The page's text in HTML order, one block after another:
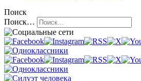
Поиск
Поиск…